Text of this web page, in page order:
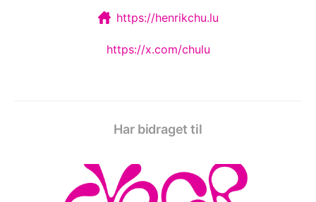
https://henrikchu.lu
https://x.com/chulu
Har bidraget til